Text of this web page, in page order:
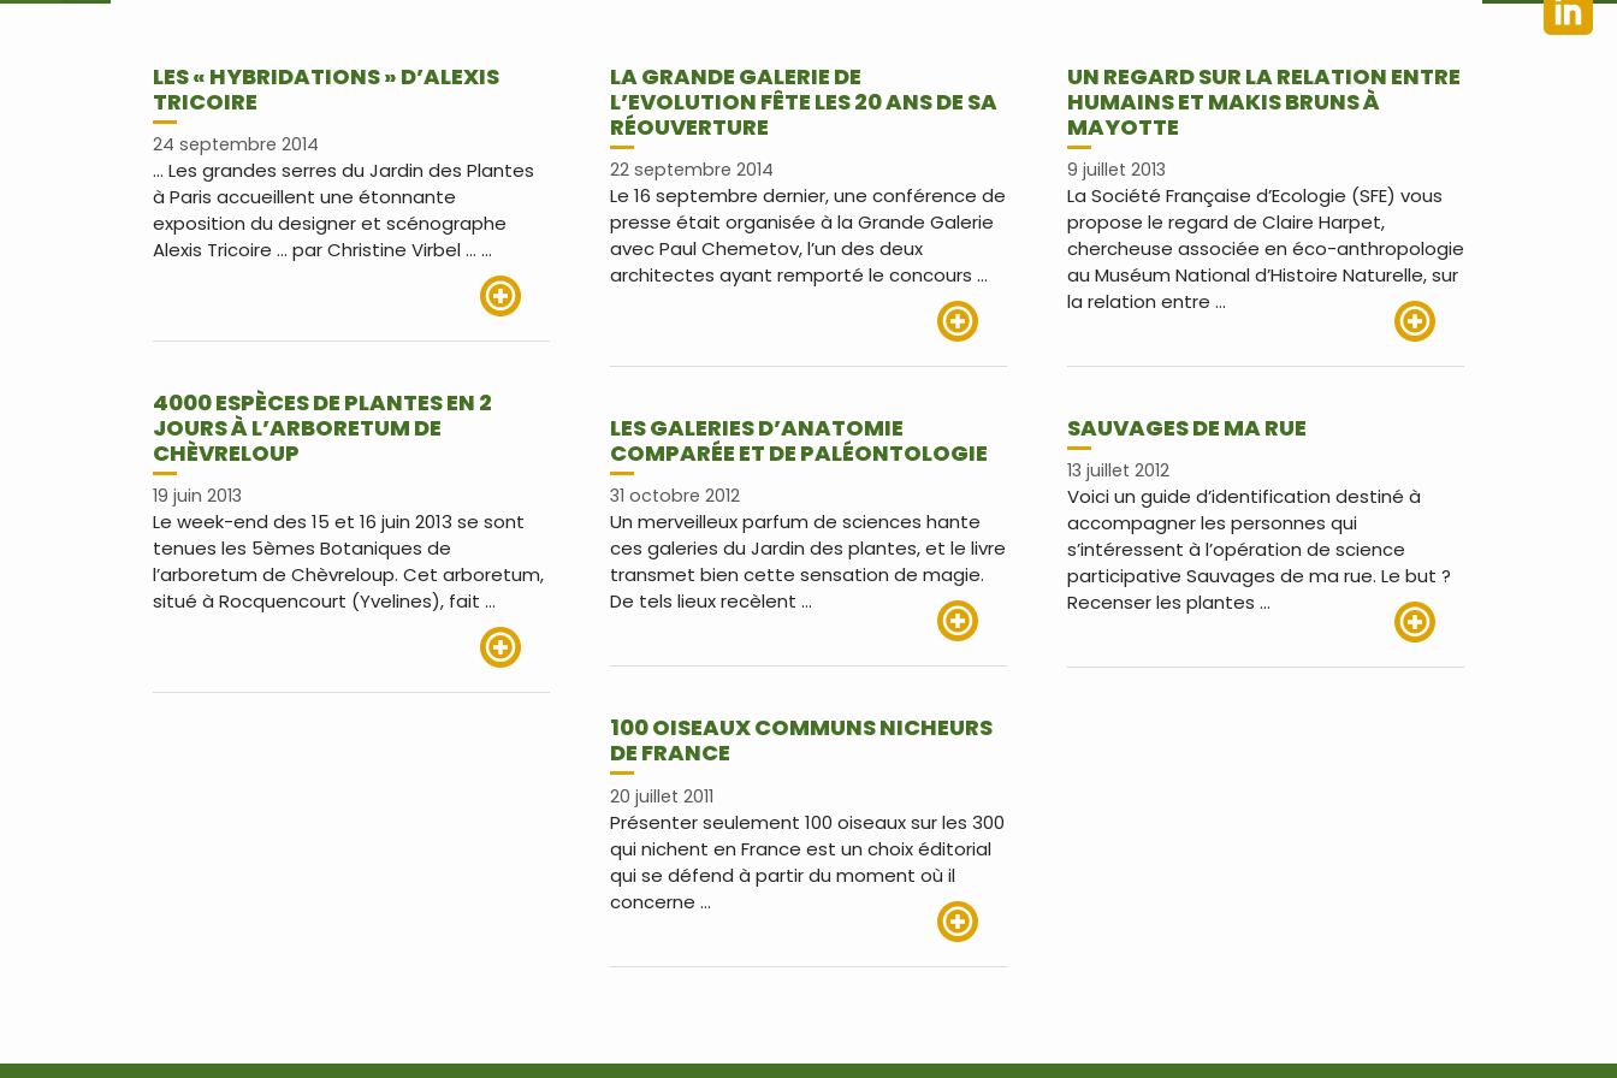
LES « HYBRIDATIONS » D’ALEXIS
TRICOIRE
24 septembre 2014
… Les grandes serres du Jardin des Plantes
à Paris accueillent une étonnante
exposition du designer et scénographe
Alexis Tricoire … par Christine Virbel … …
LA GRANDE GALERIE DE
L’EVOLUTION FÊTE LES 20 ANS DE SA
RÉOUVERTURE
22 septembre 2014
Le 16 septembre dernier, une conférence de
presse était organisée à la Grande Galerie
avec Paul Chemetov, l’un des deux
architectes ayant remporté le concours …
UN REGARD SUR LA RELATION ENTRE
HUMAINS ET MAKIS BRUNS À
MAYOTTE
9 juillet 2013
La Société Française d’Ecologie (SFE) vous
propose le regard de Claire Harpet,
chercheuse associée en éco-anthropologie
au Muséum National d’Histoire Naturelle, sur
la relation entre …
4000 ESPÈCES DE PLANTES EN 2
JOURS À L’ARBORETUM DE
CHÈVRELOUP
19 juin 2013
Le week-end des 15 et 16 juin 2013 se sont
tenues les 5èmes Botaniques de
l’arboretum de Chèvreloup. Cet arboretum,
situé à Rocquencourt (Yvelines), fait …
LES GALERIES D’ANATOMIE
COMPARÉE ET DE PALÉONTOLOGIE
31 octobre 2012
Un merveilleux parfum de sciences hante
ces galeries du Jardin des plantes, et le livre
transmet bien cette sensation de magie.
De tels lieux recèlent …
SAUVAGES DE MA RUE
13 juillet 2012
Voici un guide d’identification destiné à
accompagner les personnes qui
s’intéressent à l’opération de science
participative Sauvages de ma rue. Le but ?
Recenser les plantes …
100 OISEAUX COMMUNS NICHEURS
DE FRANCE
20 juillet 2011
Présenter seulement 100 oiseaux sur les 300
qui nichent en France est un choix éditorial
qui se défend à partir du moment où il
concerne …